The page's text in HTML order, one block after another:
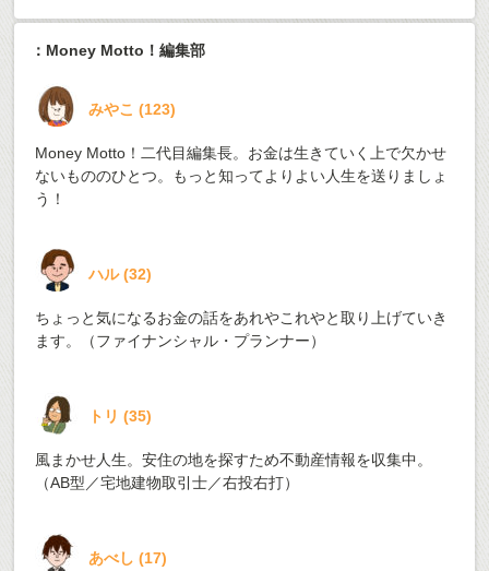
：Money Motto！編集部
みやこ(123)
Money Motto！二代目編集長。お金は生きていく上で欠かせ
ないもののひとつ。もっと知ってよりよい人生を送りましょ
う！
ハル(32)
ちょっと気になるお金の話をあれやこれやと取り上げていき
ます。（ファイナンシャル・プランナー）
トリ(35)
風まかせ人生。安住の地を探すため不動産情報を収集中。
（AB型／宅地建物取引士／右投右打）
あべし(17)